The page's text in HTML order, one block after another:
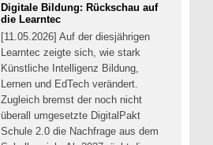
Digitale Bildung: Rückschau auf
die Learntec
[11.05.2026] Auf der diesjährigen
Learntec zeigte sich, wie stark
Künstliche Intelligenz Bildung,
Lernen und EdTech verändert.
Zugleich bremst der noch nicht
überall umgesetzte DigitalPakt
Schule 2.0 die Nachfrage aus dem